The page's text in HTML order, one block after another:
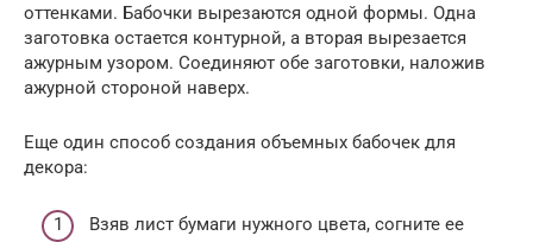
оттенками. Бабочки вырезаются одной формы. Одна
заготовка остается контурной, а вторая вырезается
ажурным узором. Соединяют обе заготовки, наложив
ажурной стороной наверх.
Еще один способ создания объемных бабочек для
декора:
Взяв лист бумаги нужного цвета, согните ее